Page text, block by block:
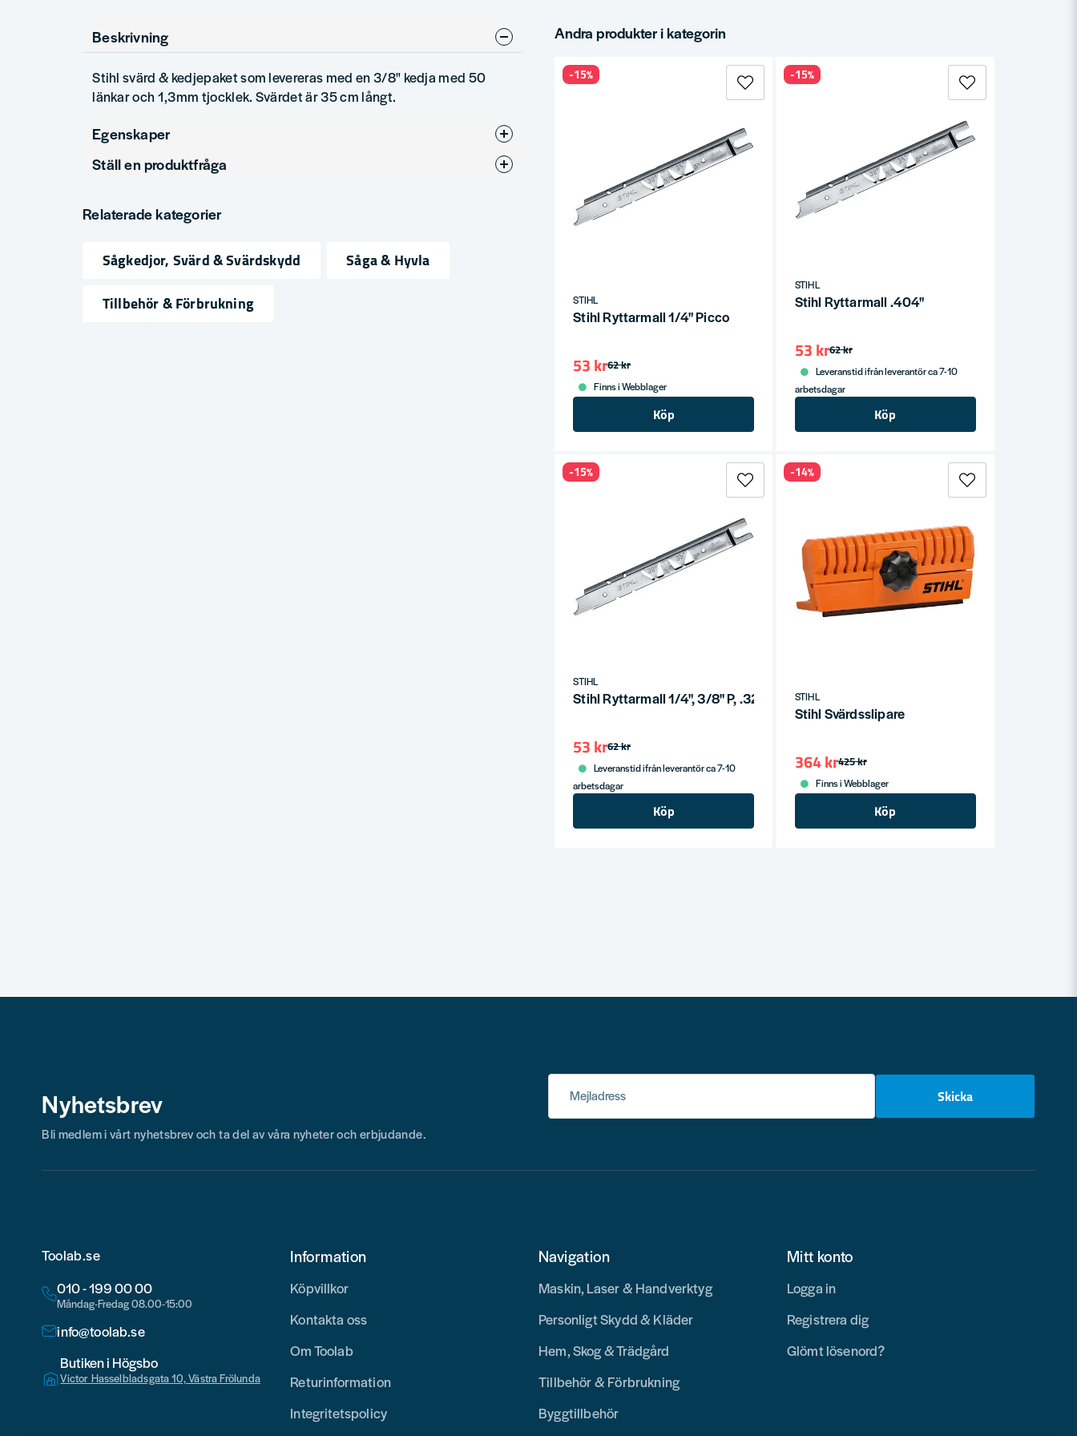
Beskrivning
Stihl svärd & kedjepaket som levereras med en 3/8" kedja med 50
länkar och 1,3mm tjocklek. Svärdet är 35 cm långt.
Egenskaper
Produkttyp
Ställ en produktfråga
Fråga oss något om denna produkten...
Relaterade kategorier
Sågkedjor, Svärd & Svärdskydd
Såga & Hyvla
Tillbehör & Förbrukning
Andra produkter i kategorin
STIHL
Stihl Ryttarmall 1/4" Picco
62 kr
53 kr
Finns i Webblager
Köp
-15%
STIHL
Stihl Ryttarmall .404"
62 kr
53 kr
Leveranstid ifrån leverantör ca 7-10
arbetsdagar
Köp
-15%
STIHL
Stihl Ryttarmall 1/4", 3/8" P, .325", 3/8"
62 kr
53 kr
Leveranstid ifrån leverantör ca 7-10
arbetsdagar
Köp
-15%
STIHL
Stihl Svärdsslipare
425 kr
364 kr
Finns i Webblager
Köp
-14%
Nyhetsbrev Mejladress Skicka
Bli medlem i vårt nyhetsbrev och ta del av våra nyheter och erbjudande.
Toolab.se
010 - 199 00 00
Måndag-Fredag 08.00-15:00
info@toolab.se
Butiken i Högsbo
Victor Hasselbladsgata 10, Västra Frölunda
Information
Köpvillkor
Kontakta oss
Om Toolab
Returinformation
Integritetspolicy
Navigation
Maskin, Laser & Handverktyg
Personligt Skydd & Kläder
Hem, Skog & Trädgård
Tillbehör & Förbrukning
Byggtillbehör
Mitt konto
Logga in
Registrera dig
Glömt lösenord?